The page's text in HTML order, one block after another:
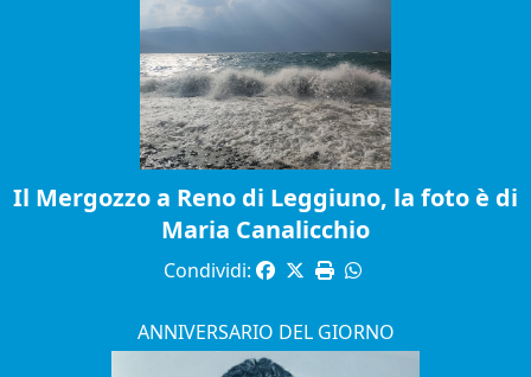
Il Mergozzo a Reno di Leggiuno, la foto è di
Maria Canalicchio
Condividi:
ANNIVERSARIO DEL GIORNO